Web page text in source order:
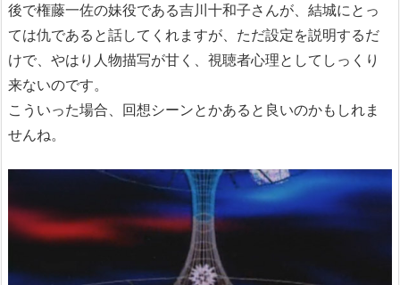
後で権藤一佐の妹役である吉川十和子さんが、結城にとっ
ては仇であると話してくれますが、ただ設定を説明するだ
けで、やはり人物描写が甘く、視聴者心理としてしっくり
来ないのです。
こういった場合、回想シーンとかあると良いのかもしれま
せんね。